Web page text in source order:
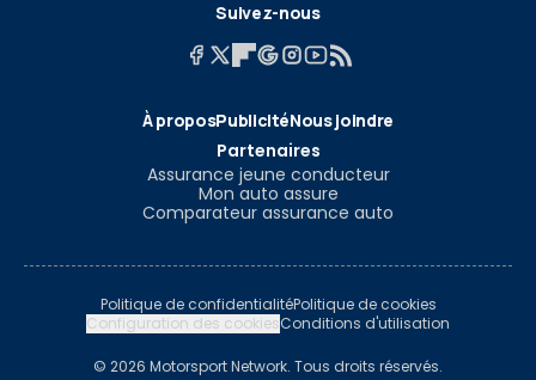
Suivez-nous
À proposPublicitéNous joindre
Partenaires
Assurance jeune conducteur
Mon auto assure
Comparateur assurance auto
Politique de confidentialitéPolitique de cookies
Configuration des cookiesConditions d'utilisation
© 2026 Motorsport Network. Tous droits réservés.